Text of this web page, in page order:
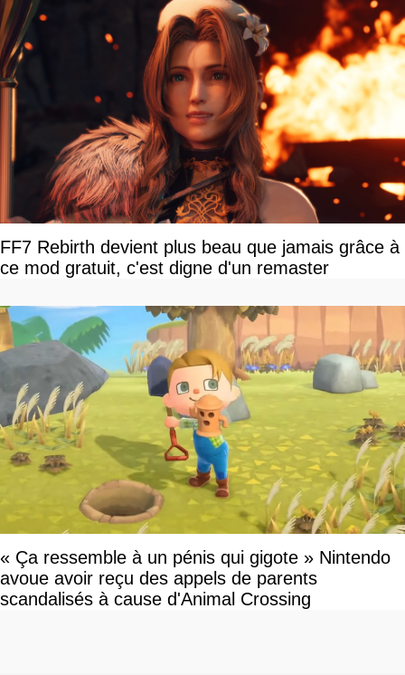
FF7 Rebirth devient plus beau que jamais grâce à
ce mod gratuit, c'est digne d'un remaster
« Ça ressemble à un pénis qui gigote » Nintendo
avoue avoir reçu des appels de parents
scandalisés à cause d'Animal Crossing